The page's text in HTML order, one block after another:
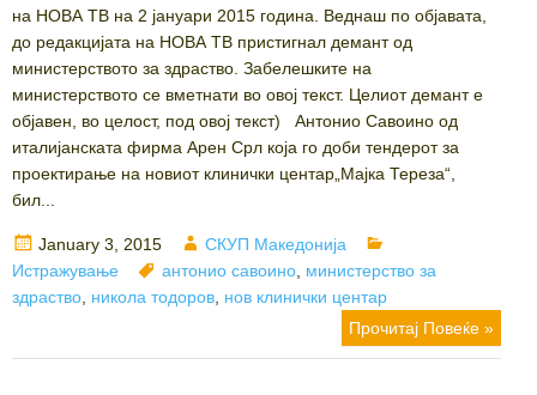
на НОВА ТВ на 2 јануари 2015 година. Веднаш по објавата,
до редакцијата на НОВА ТВ пристигнал демант од
министерството за здраство. Забелешките на
министерството се вметнати во овој текст. Целиот демант е
објавен, во целост, под овој текст) Антонио Савоино од
италијанската фирма Арен Срл која го доби тендерот за
проектирање на новиот клинички центар„Мајка Тереза“,
бил...
Posted
on
January 3, 2015 Author
СКУП Македонија
Истражување
Tags
антонио савоино министерство за
здраство никола тодоров нов клинички центар
Прочитај Повеќе »